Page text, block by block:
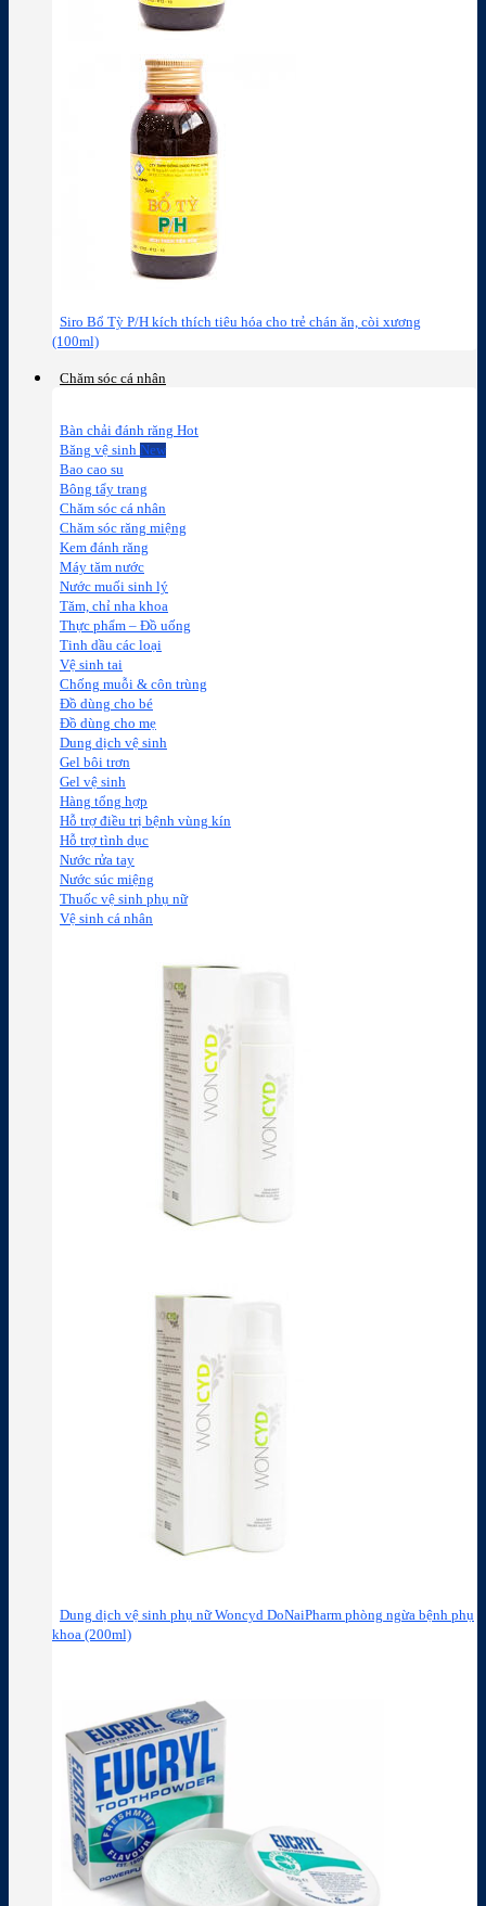
Siro Bổ Tỳ P/H kích thích tiêu hóa cho trẻ chán ăn, còi xương
(100ml)
Chăm sóc cá nhân
Bàn chải đánh răng
Băng vệ sinh
Bao cao su
Bông tẩy trang
Chăm sóc cá nhân
Chăm sóc răng miệng
Kem đánh răng
Máy tăm nước
Nước muối sinh lý
Tăm, chỉ nha khoa
Thực phẩm – Đồ uống
Tinh dầu các loại
Vệ sinh tai
Chống muỗi & côn trùng
Đồ dùng cho bé
Đồ dùng cho mẹ
Dung dịch vệ sinh
Gel bôi trơn
Gel vệ sinh
Hàng tổng hợp
Hỗ trợ điều trị bệnh vùng kín
Hỗ trợ tình dục
Nước rửa tay
Nước súc miệng
Thuốc vệ sinh phụ nữ
Vệ sinh cá nhân
Dung dịch vệ sinh phụ nữ Woncyd DoNaiPharm phòng ngừa bệnh phụ
khoa (200ml)